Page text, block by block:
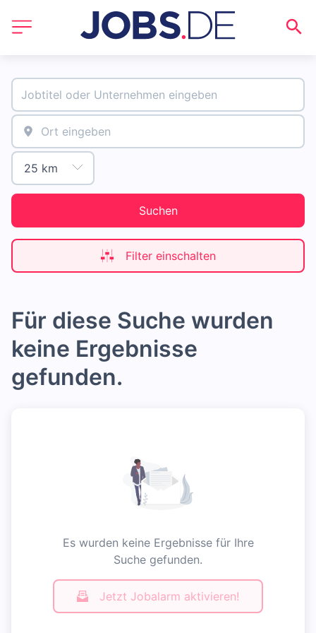
Suchen
Filter einschalten
Für diese Suche wurden
keine Ergebnisse
gefunden.
Es wurden keine Ergebnisse für Ihre
Suche gefunden.
Jetzt Jobalarm aktivieren!